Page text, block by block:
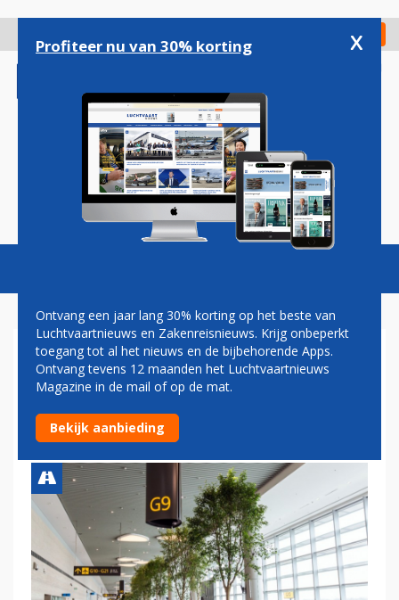
gaan
Check in
Magazine Podcasts Vacatures
SINGAPORE BREIDT VTL-
VLUCHTEN VOOR
GEVACCINEERDEN UIT
Profiteer nu van 30% korting x
Ontvang een jaar lang 30% korting op het beste van
Luchtvaartnieuws en Zakenreisnieuws. Krijg onbeperkt
toegang tot al het nieuws en de bijbehorende Apps.
Ontvang tevens 12 maanden het Luchtvaartnieuws
Magazine in de mail of op de mat.
Bekijk aanbieding